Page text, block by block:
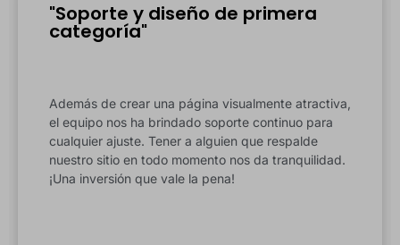
"Soporte y diseño de primera
categoría"
Además de crear una página visualmente atractiva,
el equipo nos ha brindado soporte continuo para
cualquier ajuste. Tener a alguien que respalde
nuestro sitio en todo momento nos da tranquilidad.
¡Una inversión que vale la pena!